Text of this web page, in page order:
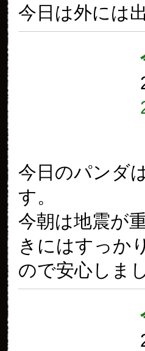
今日は外には
今日のパンダ
す。
今朝は地震が
きにはすっか
ので安心しま